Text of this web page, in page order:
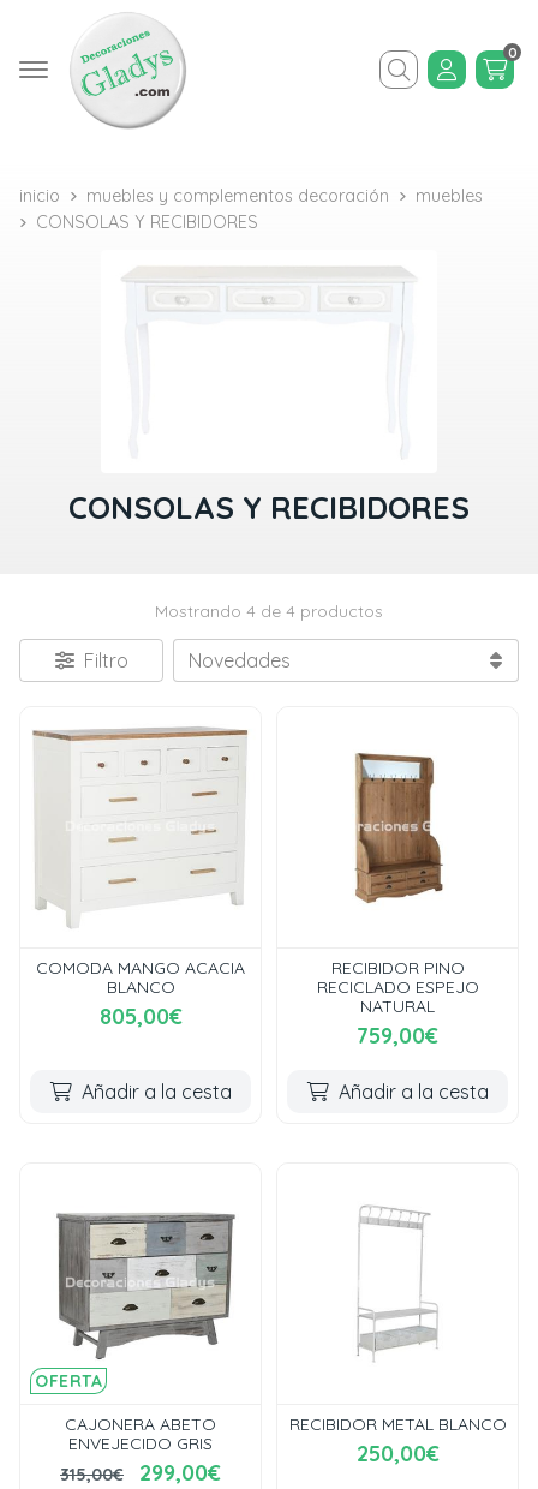
Buscar
0
inicio muebles y complementos decoración
muebles
CONSOLAS Y RECIBIDORES
CONSOLAS Y RECIBIDORES
Mostrando 4 de 4 productos
Filtro
COMODA MANGO ACACIA
BLANCO
805,00€
Añadir a la cesta
RECIBIDOR PINO
RECICLADO ESPEJO
NATURAL
759,00€
Añadir a la cesta
OFERTA
CAJONERA ABETO
ENVEJECIDO GRIS
315,00€
299,00€
RECIBIDOR METAL BLANCO
250,00€